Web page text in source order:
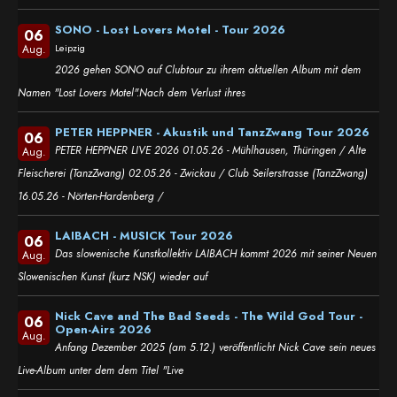
06
Aug.
SONO - Lost Lovers Motel - Tour 2026
Leipzig
2026 gehen SONO auf Clubtour zu ihrem aktuellen Album mit dem
Namen "Lost Lovers Motel".Nach dem Verlust ihres
06
Aug.
PETER HEPPNER - Akustik und TanzZwang Tour 2026
PETER HEPPNER LIVE 2026 01.05.26 - Mühlhausen, Thüringen / Alte
Fleischerei (TanzZwang) 02.05.26 - Zwickau / Club Seilerstrasse (TanzZwang)
16.05.26 - Nörten-Hardenberg /
06
Aug.
LAIBACH - MUSICK Tour 2026
Das slowenische Kunstkollektiv LAIBACH kommt 2026 mit seiner Neuen
Slowenischen Kunst (kurz NSK) wieder auf
06
Aug.
Nick Cave and The Bad Seeds - The Wild God Tour -
Open-Airs 2026
Anfang Dezember 2025 (am 5.12.) veröffentlicht Nick Cave sein neues
Live-Album unter dem dem Titel "Live